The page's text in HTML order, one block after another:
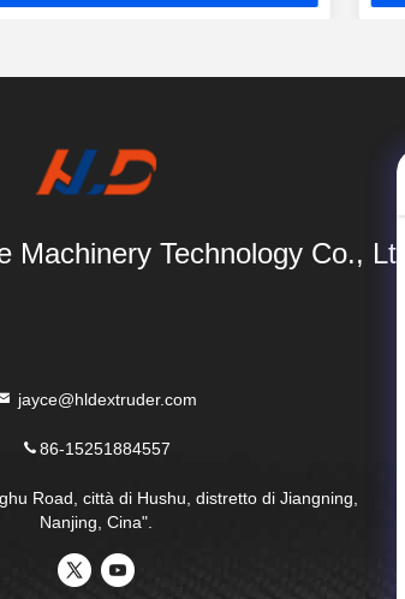
Machinery Technology Co., Ltd.
jayce@hldextruder.com
86-15251884557
Road, città di Hushu, distretto di Jiangning,
Nanjing, Cina".